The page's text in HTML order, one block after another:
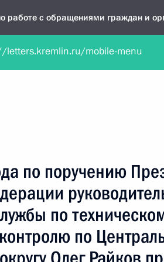
работе с обращениями граждан и
документа Обратиться в
и темы
по поручению
по
по
letters.kremlin.ru/mobile-menu